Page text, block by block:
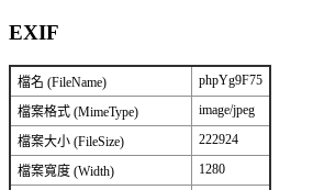
EXIF
檔名 (FileName) phpYg9F75
檔案格式 (MimeType) image/jpeg
檔案大小 (FileSize) 222924
檔案寬度 (Width) 1280